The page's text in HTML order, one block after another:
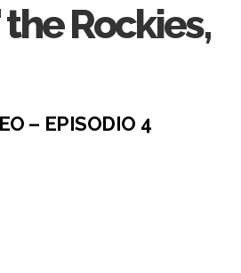
the Rockies,
– EPISODIO 4